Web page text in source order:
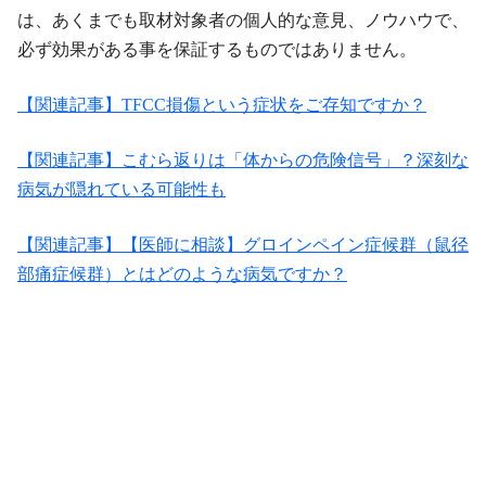
は、あくまでも取材対象者の個人的な意見、ノウハウで、
必ず効果がある事を保証するものではありません。
【関連記事】TFCC損傷という症状をご存知ですか？
【関連記事】こむら返りは「体からの危険信号」？深刻な
病気が隠れている可能性も
【関連記事】【医師に相談】グロインペイン症候群（鼠径
部痛症候群）とはどのような病気ですか？